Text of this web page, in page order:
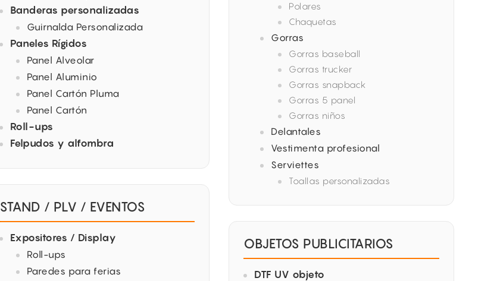
Banderas personalizadas
Guirnalda Personalizada
Paneles Rígidos
Panel Alveolar
Panel Aluminio
Panel Cartón Pluma
Panel Cartón
Roll-ups
Felpudos y alfombra
STAND / PLV / EVENTOS
Expositores / Display
Roll-ups
Paredes para ferias
Polares
Chaquetas
Gorras
Gorras baseball
Gorras trucker
Gorras snapback
Gorras 5 panel
Gorras niños
Delantales
Vestimenta profesional
Serviettes
Toallas personalizadas
OBJETOS PUBLICITARIOS
DTF UV objeto